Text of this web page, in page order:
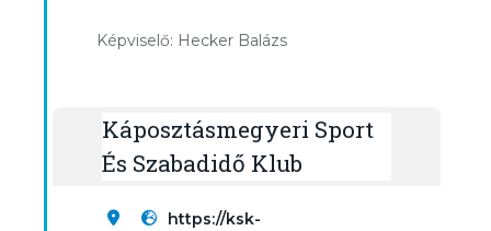
Képviselő: Hecker Balázs
Káposztásmegyeri Sport
És Szabadidő Klub
https://ksk-